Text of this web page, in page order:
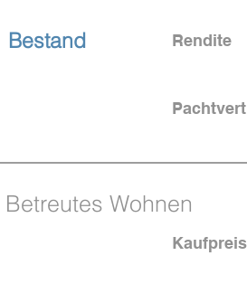
Bestand Rendite
Wohnen
Kaufpreis